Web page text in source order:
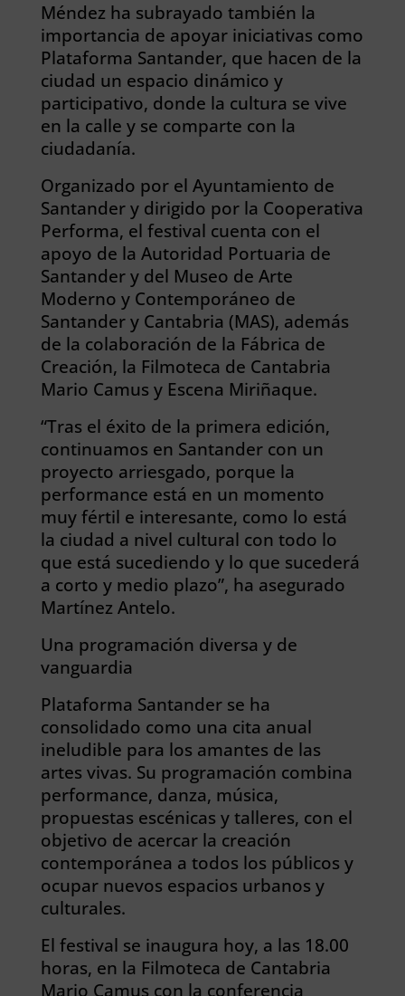
Méndez ha subrayado también la
importancia de apoyar iniciativas como
Plataforma Santander, que hacen de la
ciudad un espacio dinámico y
participativo, donde la cultura se vive
en la calle y se comparte con la
ciudadanía.
Organizado por el Ayuntamiento de
Santander y dirigido por la Cooperativa
Performa, el festival cuenta con el
apoyo de la Autoridad Portuaria de
Santander y del Museo de Arte
Moderno y Contemporáneo de
Santander y Cantabria (MAS), además
de la colaboración de la Fábrica de
Creación, la Filmoteca de Cantabria
Mario Camus y Escena Miriñaque.
“Tras el éxito de la primera edición,
continuamos en Santander con un
proyecto arriesgado, porque la
performance está en un momento
muy fértil e interesante, como lo está
la ciudad a nivel cultural con todo lo
que está sucediendo y lo que sucederá
a corto y medio plazo”, ha asegurado
Martínez Antelo.
Una programación diversa y de
vanguardia
Plataforma Santander se ha
consolidado como una cita anual
ineludible para los amantes de las
artes vivas. Su programación combina
performance, danza, música,
propuestas escénicas y talleres, con el
objetivo de acercar la creación
contemporánea a todos los públicos y
ocupar nuevos espacios urbanos y
culturales.
El festival se inaugura hoy, a las 18.00
horas, en la Filmoteca de Cantabria
Mario Camus con la conferencia